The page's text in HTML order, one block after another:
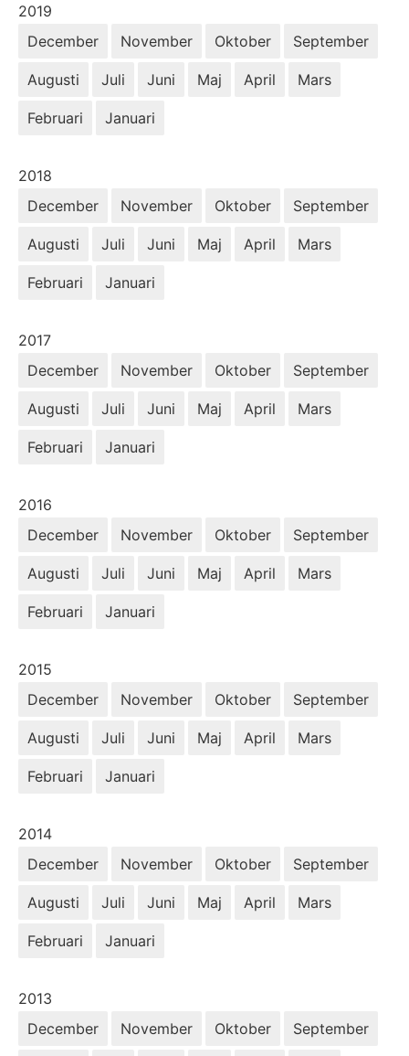
År:
2019
December
November Oktober September
Augusti Juli Juni Maj April Mars
Februari Januari
År:
2018
December
November Oktober September
Augusti Juli Juni Maj April Mars
Februari Januari
År:
2017
December
November Oktober September
Augusti Juli Juni Maj April Mars
Februari Januari
År:
2016
December
November Oktober September
Augusti Juli Juni Maj April Mars
Februari Januari
År:
2015
December
November Oktober September
Augusti Juli Juni Maj April Mars
Februari Januari
År:
2014
December
November Oktober September
Augusti Juli Juni Maj April Mars
Februari Januari
År:
2013
December
November Oktober September